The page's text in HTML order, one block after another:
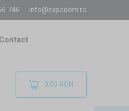
746 info@expodom.ro
Contact
0,00 RON